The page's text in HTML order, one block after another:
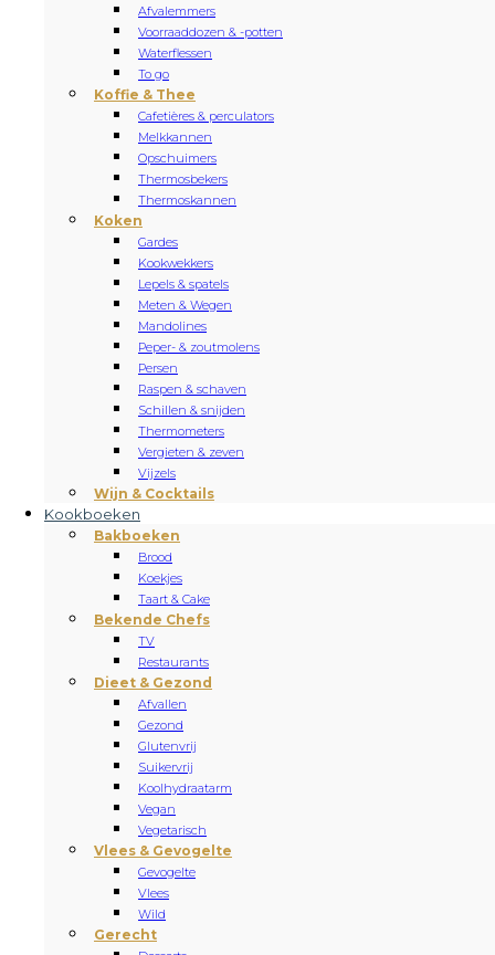
Afvalemmers
Voorraaddozen & -potten
Waterflessen
To go
Koffie & Thee
Cafetières & perculators
Melkkannen
Opschuimers
Thermosbekers
Thermoskannen
Koken
Gardes
Kookwekkers
Lepels & spatels
Meten & Wegen
Mandolines
Peper- & zoutmolens
Persen
Raspen & schaven
Schillen & snijden
Thermometers
Vergieten & zeven
Vijzels
Wijn & Cocktails
Kookboeken
Bakboeken
Brood
Koekjes
Taart & Cake
Bekende Chefs
TV
Restaurants
Dieet & Gezond
Afvallen
Gezond
Glutenvrij
Suikervrij
Koolhydraatarm
Vegan
Vegetarisch
Vlees & Gevogelte
Gevogelte
Vlees
Wild
Gerecht